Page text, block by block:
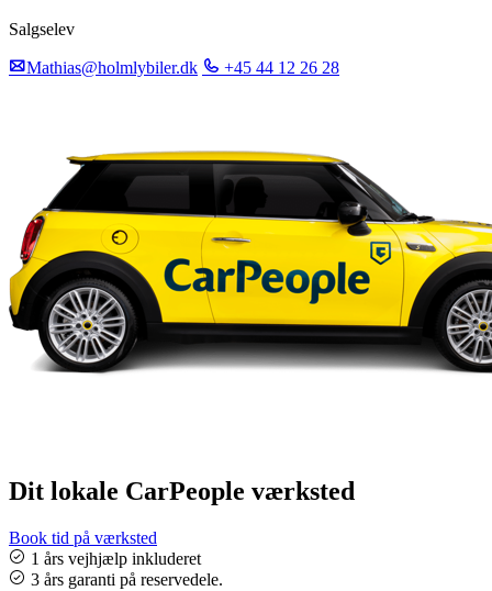
Salgselev
Mathias@holmlybiler.dk +45 44 12 26 28
Dit lokale CarPeople værksted
Book tid på værksted
1 års vejhjælp inkluderet
3 års garanti på reservedele.